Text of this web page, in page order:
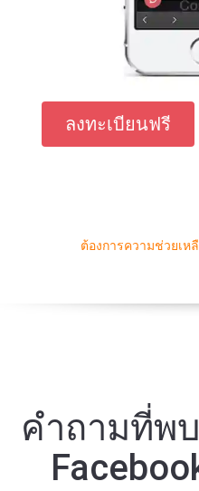
ลงทะเบียนฟรี
ต้องการความช่วยเห
คําถามที่พ